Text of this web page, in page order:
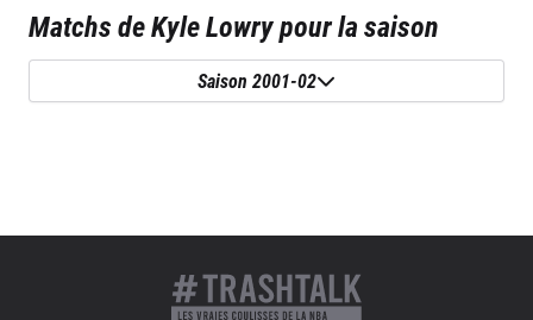
Matchs deKyle Lowrypour la saison
Saison 2001-02